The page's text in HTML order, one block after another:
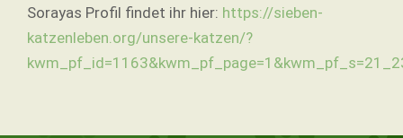
Sorayas Profil findet ihr hier: https://sieben-
katzenleben.org/unsere-katzen/?